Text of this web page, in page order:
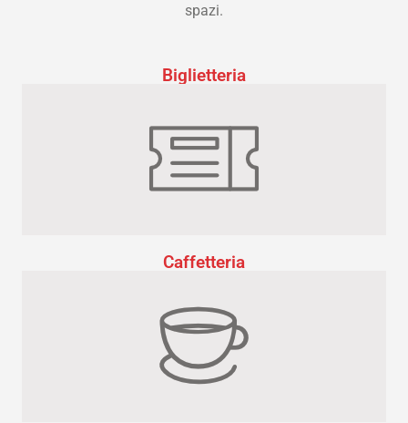
spazi.
Biglietteria
Caffetteria